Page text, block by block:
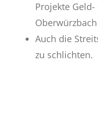
Projekte
Auch die
zu schlichten.